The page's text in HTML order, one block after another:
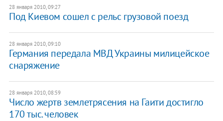
28 января 2010, 09:27
Под Киевом сошел с рельс грузовой поезд
28 января 2010, 09:10
Германия передала МВД Украины милицейское
снаряжение
28 января 2010, 08:59
Число жертв землетрясения на Гаити достигло
170 тыс. человек